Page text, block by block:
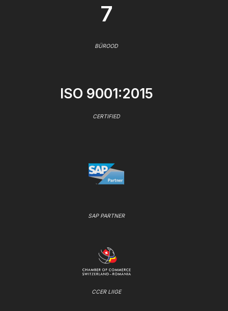
7
BÜROOD
ISO 9001:2015
CERTIFIED
SAP PARTNER
CCER LIIGE